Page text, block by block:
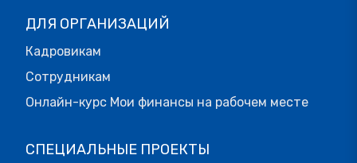
ДЛЯ ОРГАНИЗАЦИЙ
Кадровикам
Сотрудникам
Онлайн-курс Мои финансы на рабочем месте
СПЕЦИАЛЬНЫЕ ПРОЕКТЫ